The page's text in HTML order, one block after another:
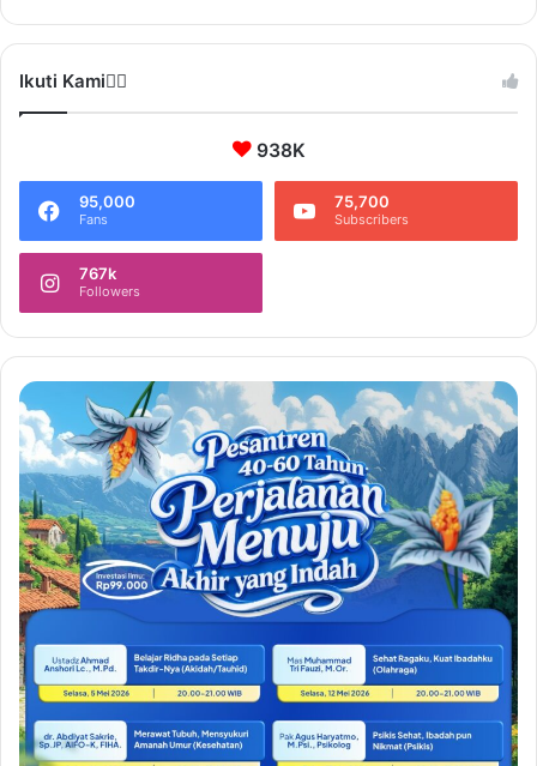
Ikuti Kami❤️‍🔥
938K
95,000
Fans
75,700
Subscribers
767k
Followers